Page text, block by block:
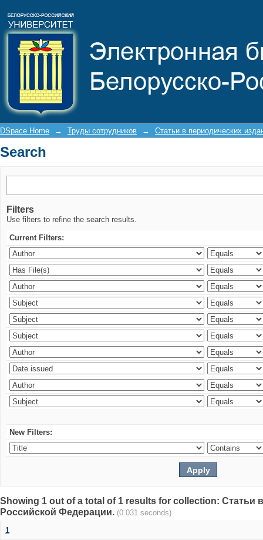
DSpace Home → Труды сотрудников → Статьи в периодических
Search
Filters
Use filters to refine the search results.
Current Filters:
New Filters:
Showing 1 out of a total of 1 results for collection: Статьи
Российской Федерации. (0.031 seconds)
1